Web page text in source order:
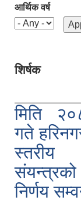
आर्थिक वर्ष
शिर्षक
मिति
गते
निर्णय